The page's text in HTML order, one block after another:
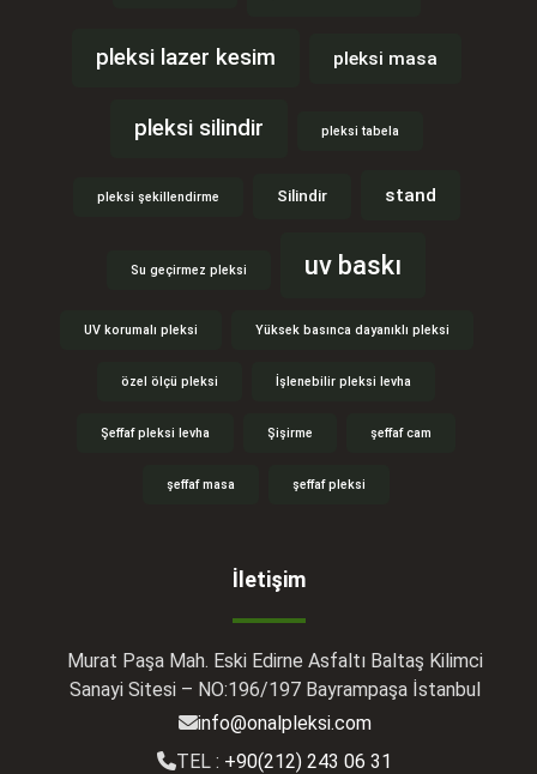
pleksi lazer kesim pleksi masa
pleksi silindir pleksi tabela
pleksi şekillendirme Silindir stand
Su geçirmez pleksi uv baskı
UV korumalı pleksi Yüksek basınca dayanıklı pleksi
özel ölçü pleksi İşlenebilir pleksi levha
Şeffaf pleksi levha Şişirme şeffaf cam
şeffaf masa şeffaf pleksi
İletişim
Murat Paşa Mah. Eski Edirne Asfaltı Baltaş Kilimci
Sanayi Sitesi – NO:196/197 Bayrampaşa İstanbul
info@onalpleksi.com
TEL : +90(212) 243 06 31